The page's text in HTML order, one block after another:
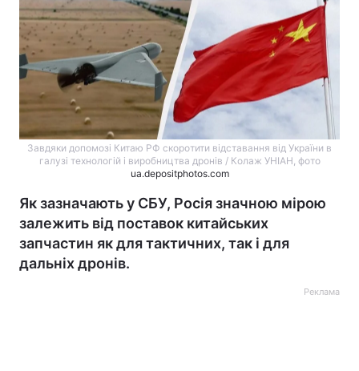
Завдяки допомозі Китаю РФ скоротити відставання від України в
галузі технологій і виробництва дронів / Колаж УНІАН, фото
ua.depositphotos.com
Як зазначають у СБУ, Росія значною мірою
залежить від поставок китайських
запчастин як для тактичних, так і для
дальніх дронів.
Реклама